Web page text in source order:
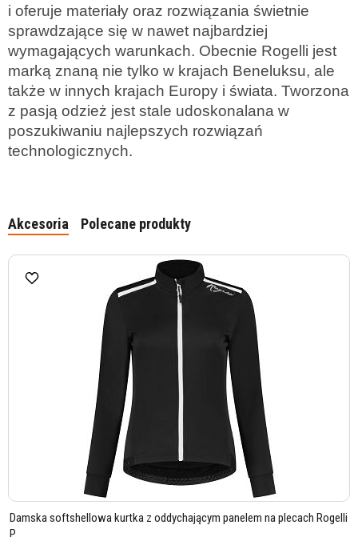
i oferuje materiały oraz rozwiązania świetnie
sprawdzające się w nawet najbardziej
wymagających warunkach. Obecnie Rogelli jest
marką znaną nie tylko w krajach Beneluksu, ale
także w innych krajach Europy i świata. Tworzona
z pasją odzież jest stale udoskonalana w
poszukiwaniu najlepszych rozwiązań
technologicznych.
Akcesoria Polecane produkty
Damska softshellowa kurtka z oddychającym panelem na plecach Rogelli
P...